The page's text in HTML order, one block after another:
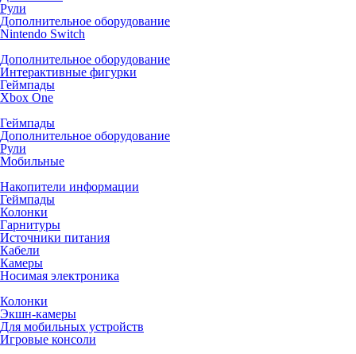
Рули
Дополнительное оборудование
Nintendo Switch
Дополнительное оборудование
Интерактивные фигурки
Геймпады
Xbox One
Геймпады
Дополнительное оборудование
Рули
Мобильные
Накопители информации
Геймпады
Колонки
Гарнитуры
Источники питания
Кабели
Камеры
Носимая электроника
Колонки
Экшн-камеры
Для мобильных устройств
Игровые консоли